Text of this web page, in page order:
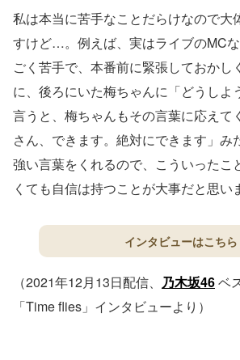
私は本当に苦手なことだらけなので大
すけど…。例えば、実はライブのMC
ごく苦手で、本番前に緊張しておかし
に、後ろにいた梅ちゃんに「どうしよ
言うと、梅ちゃんもその言葉に応えて
さん、できます。絶対にできます」み
強い言葉をくれるので、こういったこ
くても自信は持つことが大事だと思い
インタビューはこちら
（2021年12月13日配信、 乃木坂46ベ
「Time flies」インタビューより）